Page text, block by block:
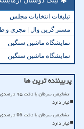
تبلیغات انتخابات مجلس
مستر گرین وال | مجری و
نمایشگاه ماشین سنگین
نمایشگاه ماشین سنگین
پربیننده ترین ها
تشخیص
نیاز دارد
تشخیص
نیاز دارد